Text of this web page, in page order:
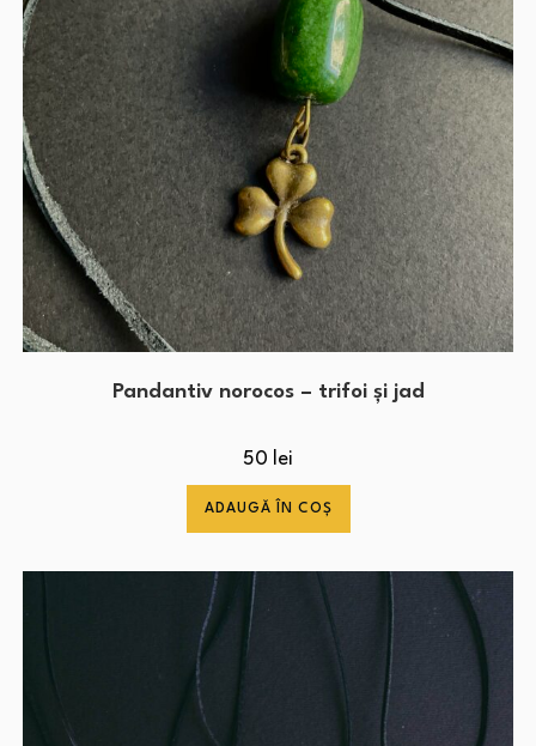
Pandantiv norocos – trifoi și jad
50 lei
ADAUGĂ ÎN COȘ